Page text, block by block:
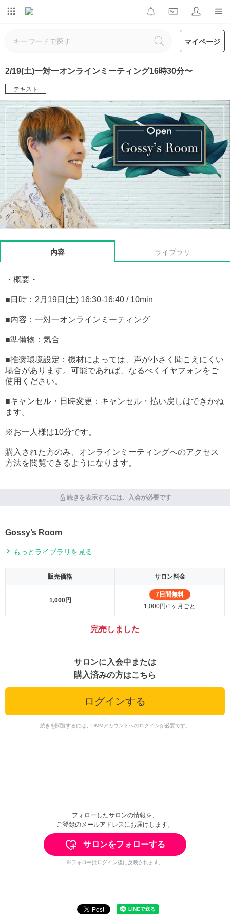
マイページ
2/19(土)一対一オンラインミーティング16時30分〜
テキスト
内容 ライブラリ
・概要・
■日時：2月19日(土) 16:30-16:40 / 10min
■内容：一対一オンラインミーティング
■準備物：気合
■推奨環境設定：機材によっては、声が小さく聞こえにくい
場合があります。可能であれば、なるべくイヤフォンをご
使用ください。
■キャンセル・日時変更：キャンセル・払い戻しはできかね
ます。
※お一人様は10分です。
購入された方のみ、オンラインミーティングへのアクセス
方法を閲覧できるようになります。
続きを表示するには、入会が必要です
Gossy’s Room
もっとライブラリを見る
販売価格 サロン料金
1,000円
7日間無料
1,000円/1ヶ月ごと
完売しました
サロンに入会中または
購入済みの方はこちら
ログインする
続きを閲覧するには、DMMアカウントへのログインが必要です。
フォローしたサロンの情報を、
ご登録のメールアドレスにお届けします。
サロンをフォローする
※フォローはログイン後に反映されます。